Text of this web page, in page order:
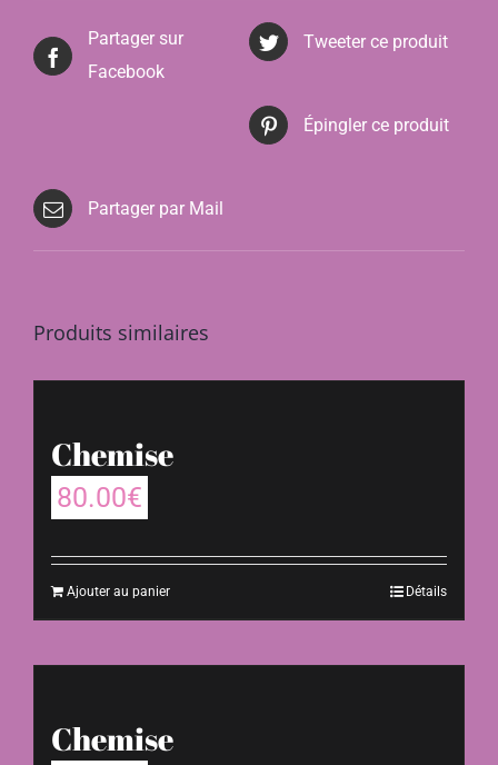
Partager sur
Facebook
Tweeter ce produit
Épingler ce produit
Partager par Mail
Produits similaires
Chemise
80.00€
Ajouter au panier Détails
Chemise